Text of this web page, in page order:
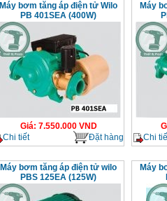
Máy bơm tăng áp điện tử Wilo
PB 401SEA (400W)
Giá: 7.550.000VND
Chi tiết
Đặt hàng
Máy
Chi
Máy bơm tăng áp điện tử wilo
PBS 125EA (125W)
Máy